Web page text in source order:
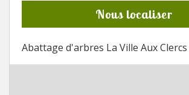
Nous localiser
Abattage d'arbres La Ville Aux Clercs